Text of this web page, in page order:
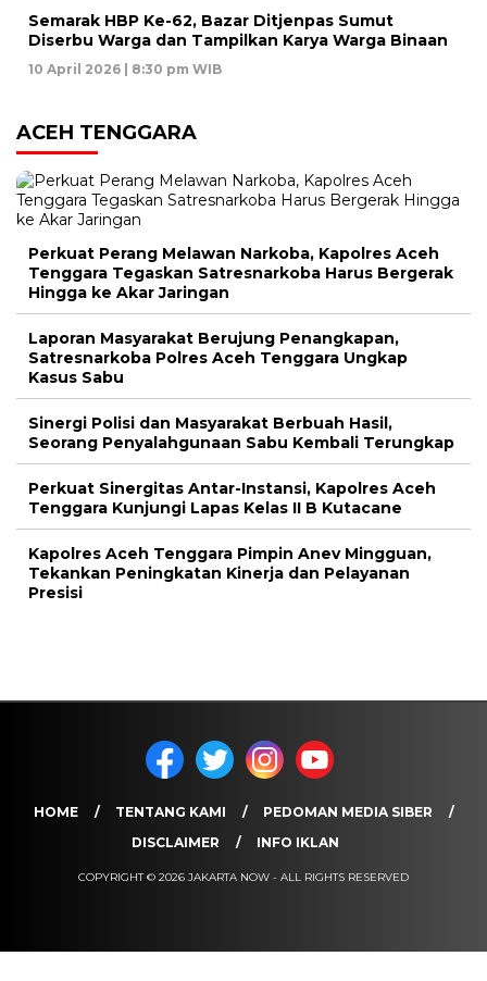
Semarak HBP Ke-62, Bazar Ditjenpas Sumut
Diserbu Warga dan Tampilkan Karya Warga Binaan
10 April 2026 | 8:30 pm WIB
ACEH TENGGARA
Perkuat Perang Melawan Narkoba, Kapolres Aceh
Tenggara Tegaskan Satresnarkoba Harus Bergerak
Hingga ke Akar Jaringan
Laporan Masyarakat Berujung Penangkapan,
Satresnarkoba Polres Aceh Tenggara Ungkap
Kasus Sabu
Sinergi Polisi dan Masyarakat Berbuah Hasil,
Seorang Penyalahgunaan Sabu Kembali Terungkap
Perkuat Sinergitas Antar-Instansi, Kapolres Aceh
Tenggara Kunjungi Lapas Kelas II B Kutacane
Kapolres Aceh Tenggara Pimpin Anev Mingguan,
Tekankan Peningkatan Kinerja dan Pelayanan
Presisi
HOME TENTANG KAMI
PEDOMAN MEDIA SIBER
DISCLAIMER
INFO IKLAN
COPYRIGHT © 2026 JAKARTA NOW - ALL RIGHTS RESERVED